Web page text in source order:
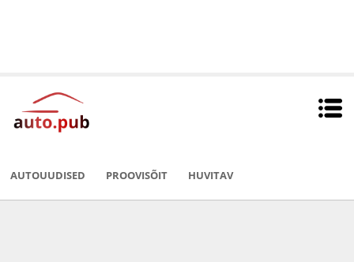
AUTOUUDISED PROOVISÕIT HUVITAV